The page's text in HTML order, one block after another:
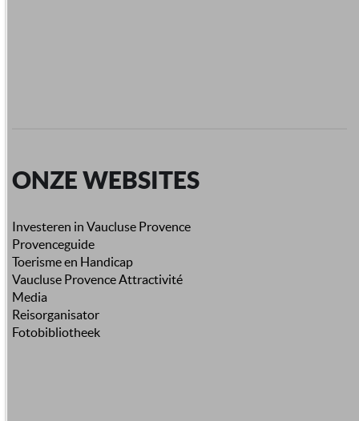
ONZE WEBSITES
Investeren in Vaucluse Provence
Provenceguide
Toerisme en Handicap
Vaucluse Provence Attractivité
Media
Reisorganisator
Fotobibliotheek